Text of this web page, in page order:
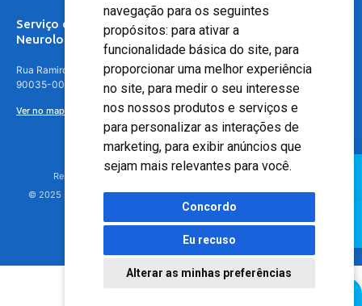
navegação para os seguintes
propósitos: para ativar a
funcionalidade básica do site, para
proporcionar uma melhor experiência
no site, para medir o seu interesse
nos nossos produtos e serviços e
para personalizar as interações de
marketing, para exibir anúncios que
sejam mais relevantes para você.
Concordo
Eu recuso
Alterar as minhas preferências
Serviço de
Neurologia
Rua Ramiro Barcelos, 630 – 5º andar – Floresta, Porto Alegre – RS,
90035-001
Ver no mapa
Responsável Técnico: Dr. Luiz Antonio Nasi - CREMERS 11217
© 2025 - Hospital Moinhos de Vento - Registro Empresa (CRM-RS): 425